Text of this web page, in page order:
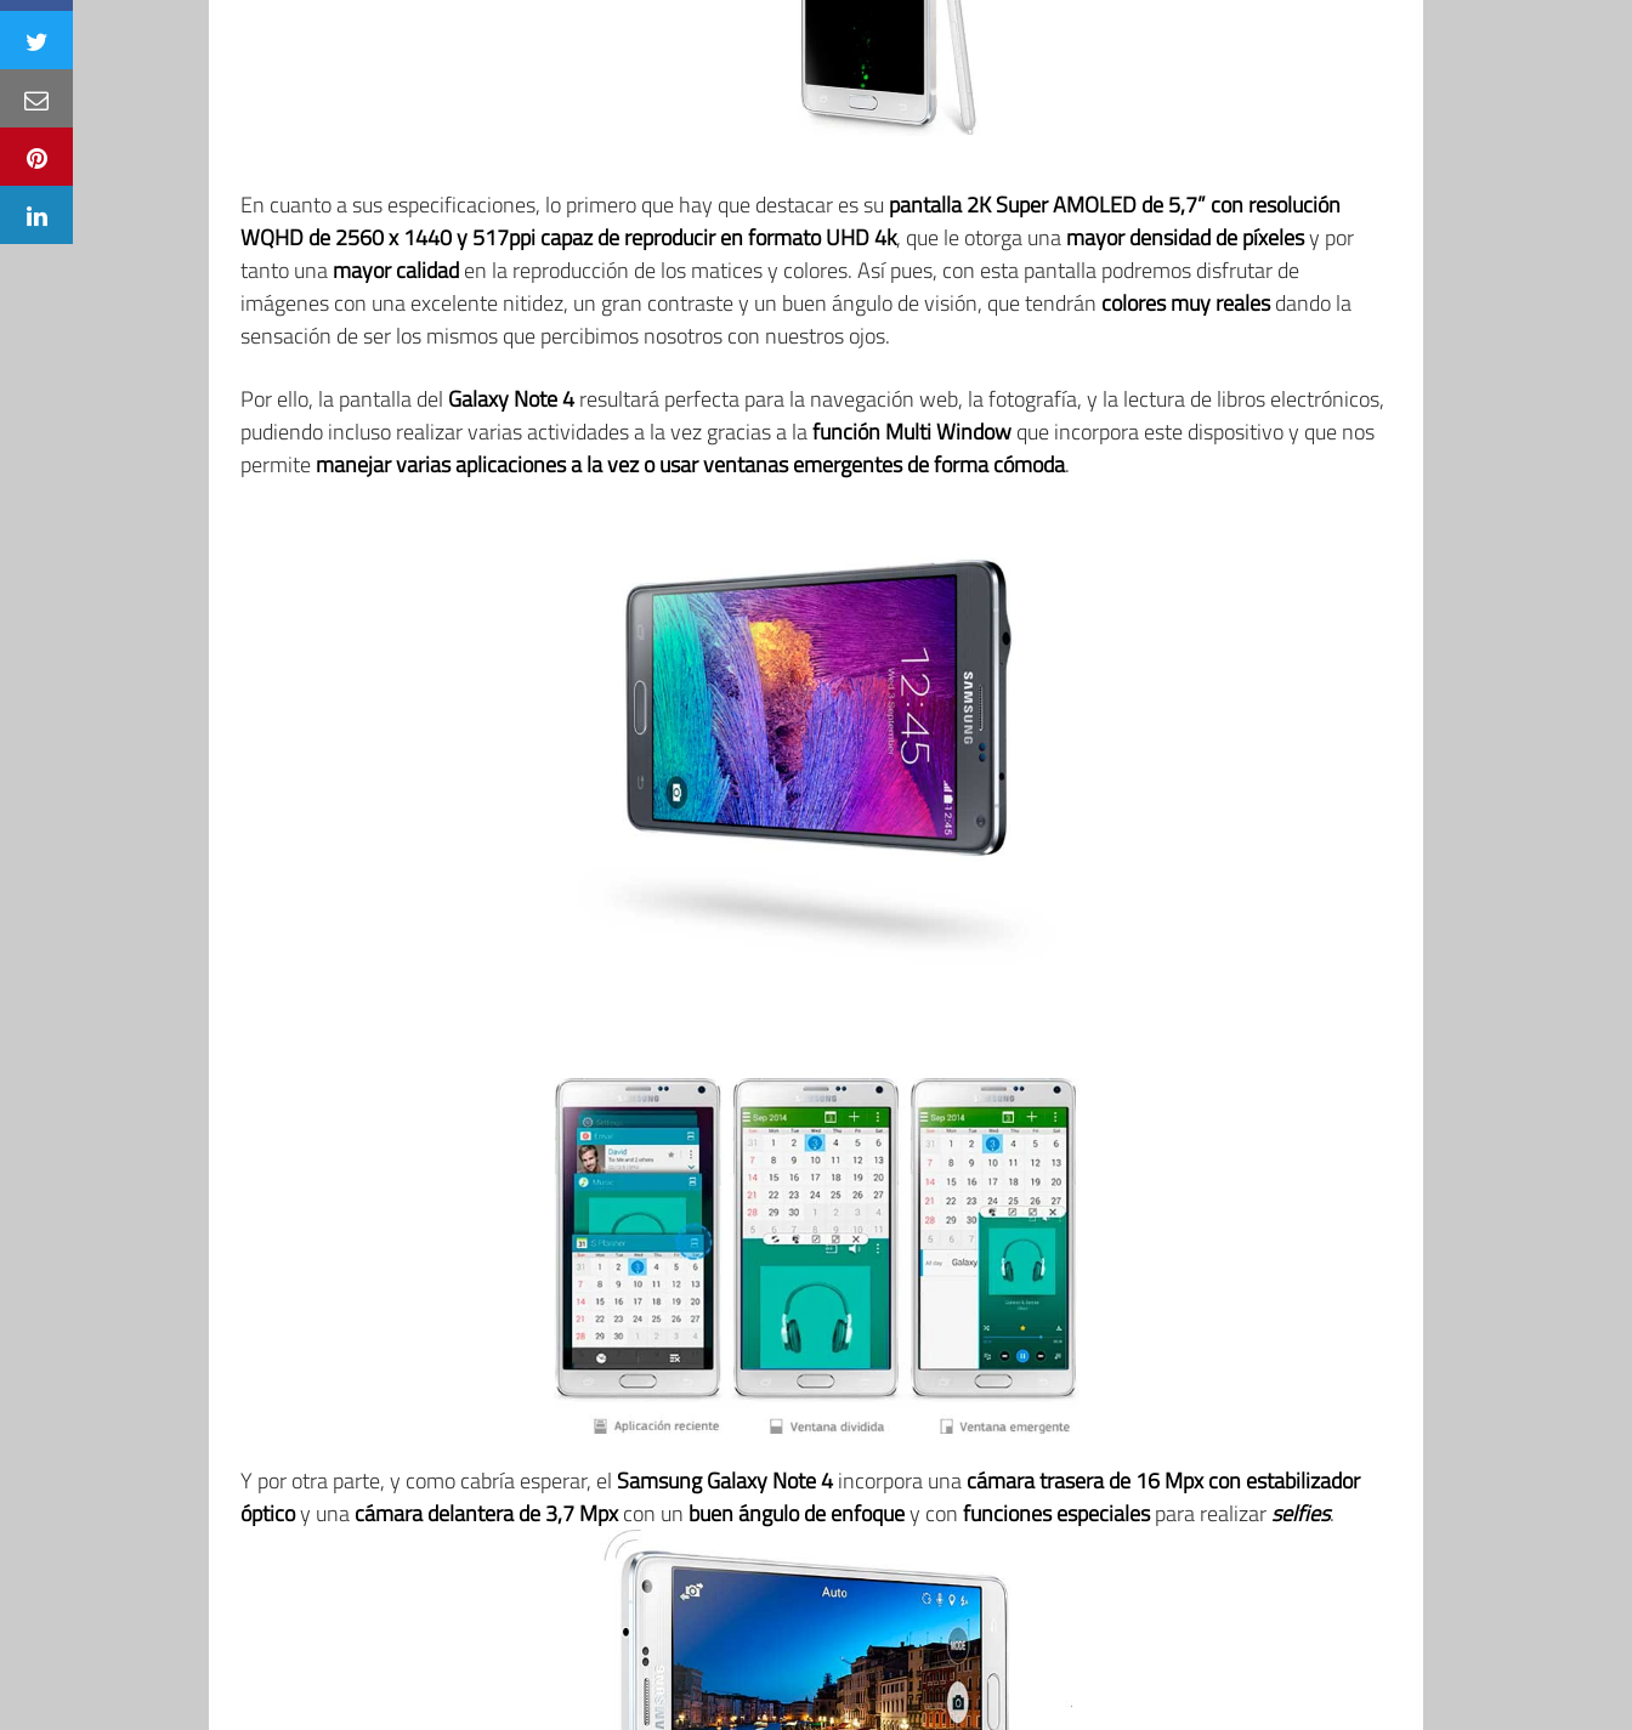
En cuanto a sus especificaciones, lo primero que hay que destacar es su pantalla 2K Super AMOLED de 5,7” con resolución
WQHD de 2560 x 1440 y 517ppi capaz de reproducir en formato UHD 4k, que le otorga unamayor densidad de píxelesy por
tanto unamayor calidaden la reproducción de los matices y colores. Así pues, con esta pantalla podremos disfrutar de
imágenes con una excelente nitidez, un gran contraste y un buen ángulo de visión, que tendrán colores muy realesdando la
sensación de ser los mismos que percibimos nosotros con nuestros ojos.
Por ello, la pantalla del Galaxy Note 4resultará perfecta para la navegación web, la fotografía, y la lectura de libros electrónicos,
pudiendo incluso realizar varias actividades a la vez gracias a lafunción Multi Windowque incorpora este dispositivo y que nos
permitemanejar varias aplicaciones a la vez o usar ventanas emergentes de forma cómoda.
Y por otra parte, y como cabría esperar, el Samsung Galaxy Note 4incorpora unacámara trasera de 16 Mpx con estabilizador
ópticoy unacámara delantera de 3,7 Mpxcon un buen ángulo de enfoquey confunciones especialespara realizarselfies.